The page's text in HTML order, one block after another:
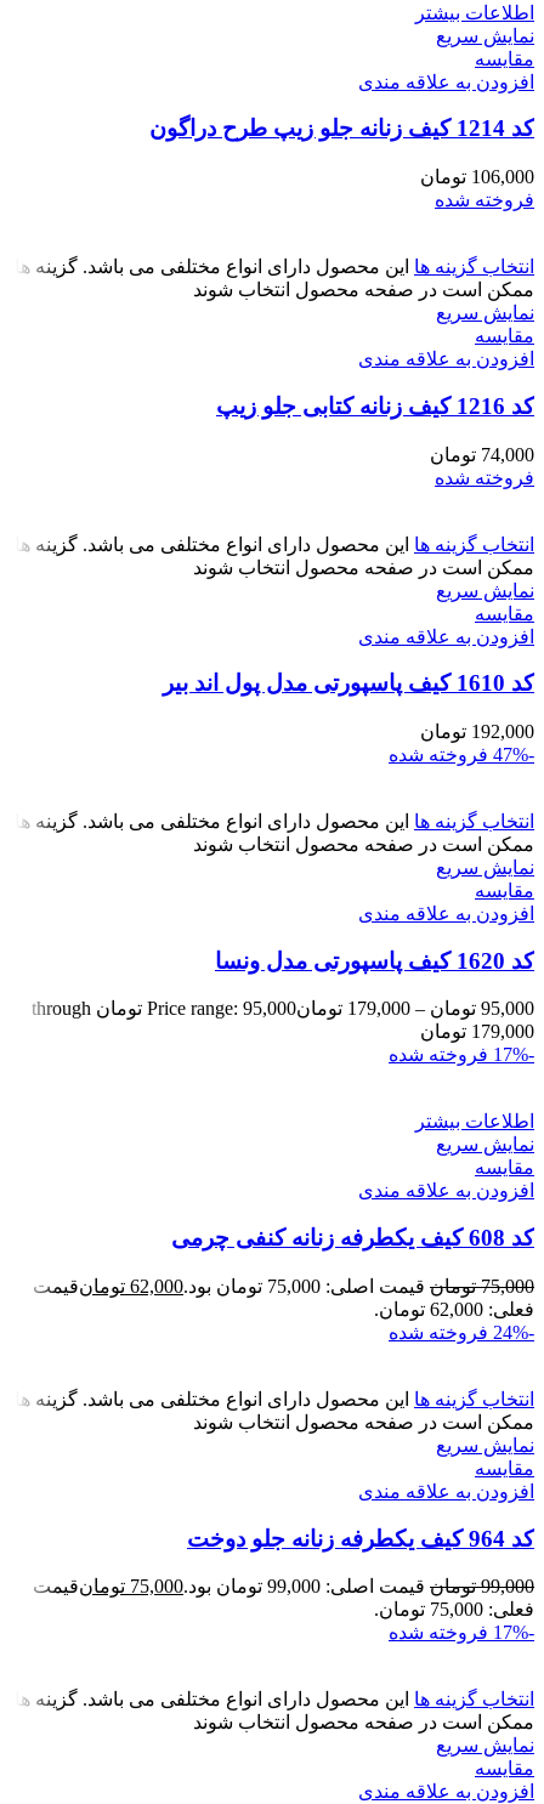
اطلاعات بیشتر
نمایش سریع
مقايسه
افزودن به علاقه مندی
کد 1214 کیف زنانه جلو زیپ طرح دراگون
106,000 تومان
فروخته شده
انتخاب گزینه ها این محصول دارای انواع مختلفی می باشد. گزینه ها
ممکن است در صفحه محصول انتخاب شوند
نمایش سریع
مقايسه
افزودن به علاقه مندی
کد 1216 کیف زنانه کتابی جلو زیپ
74,000 تومان
فروخته شده
انتخاب گزینه ها این محصول دارای انواع مختلفی می باشد. گزینه ها
ممکن است در صفحه محصول انتخاب شوند
نمایش سریع
مقايسه
افزودن به علاقه مندی
کد 1610 کیف پاسپورتی مدل پول اند بیر
192,000 تومان
-47%
فروخته شده
انتخاب گزینه ها این محصول دارای انواع مختلفی می باشد. گزینه ها
ممکن است در صفحه محصول انتخاب شوند
نمایش سریع
مقايسه
افزودن به علاقه مندی
کد 1620 کیف پاسپورتی مدل ونسا
95,000 تومان –
179,000 تومان
Price range: 95,000 تومان through
179,000 تومان
-17%
فروخته شده
اطلاعات بیشتر
نمایش سریع
مقايسه
افزودن به علاقه مندی
کد 608 کیف یکطرفه زنانه کنفی چرمی
75,000 تومان قیمت اصلی: 75,000 تومان بود. 62,000 تومانقیمت
فعلی: 62,000 تومان.
-24%
فروخته شده
انتخاب گزینه ها این محصول دارای انواع مختلفی می باشد. گزینه ها
ممکن است در صفحه محصول انتخاب شوند
نمایش سریع
مقايسه
افزودن به علاقه مندی
کد 964 کیف یکطرفه زنانه جلو دوخت
99,000 تومان قیمت اصلی: 99,000 تومان بود. 75,000 تومانقیمت
فعلی: 75,000 تومان.
-17%
فروخته شده
انتخاب گزینه ها این محصول دارای انواع مختلفی می باشد. گزینه ها
ممکن است در صفحه محصول انتخاب شوند
نمایش سریع
مقايسه
افزودن به علاقه مندی